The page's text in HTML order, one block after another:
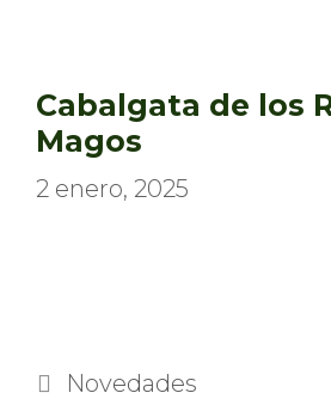
Cabalgata de los
Magos
2 enero, 2025
Categorías
Novedades